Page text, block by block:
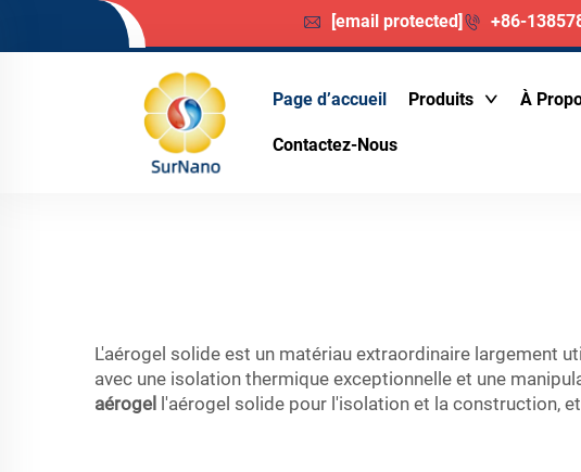
[email protected] +86-
Page d’accueil Produits À
Contactez-Nous
L'aérogel solide est un matériau extraordinaire largement
avec une isolation thermique exceptionnelle et une
aérogel
l'aérogel solide pour l'isolation et la construction,